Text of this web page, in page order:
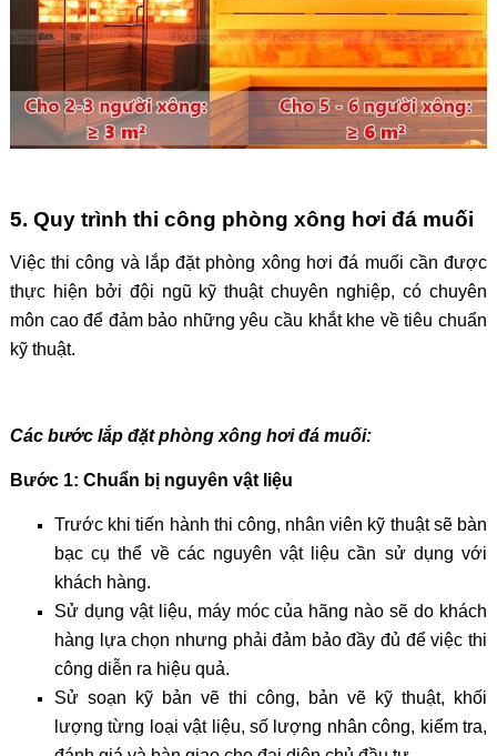
5. Quy trình thi công phòng xông hơi đá muối
Việc thi công và lắp đặt phòng xông hơi đá muối cần được
thực hiện bởi đội ngũ kỹ thuật chuyên nghiệp, có chuyên
môn cao để đảm bảo những yêu cầu khắt khe về tiêu chuẩn
kỹ thuật.
Các bước lắp đặt phòng xông hơi đá muối:
Bước 1: Chuẩn bị nguyên vật liệu
Trước khi tiến hành thi công, nhân viên kỹ thuật sẽ bàn
bạc cụ thể về các nguyên vật liệu cần sử dụng với
khách hàng.
Sử dụng vật liệu, máy móc của hãng nào sẽ do khách
hàng lựa chọn nhưng phải đảm bảo đầy đủ để việc thi
công diễn ra hiệu quả.
Sử soạn kỹ bản vẽ thi công, bản vẽ kỹ thuật, khối
lượng từng loại vật liệu, số lượng nhân công, kiểm tra,